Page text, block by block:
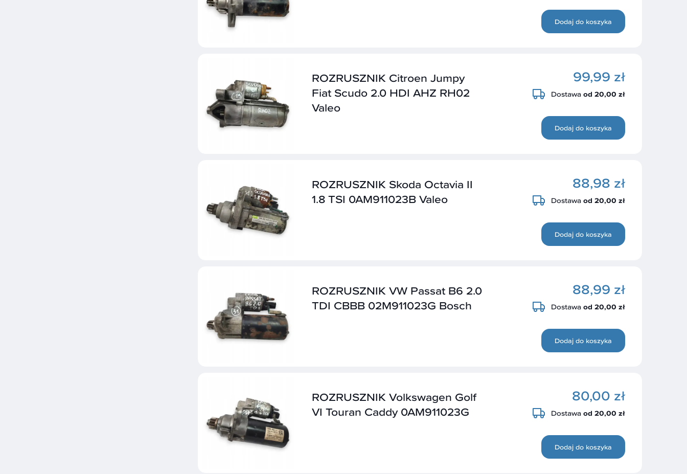
Dodaj do koszyka
ROZRUSZNIK Citroen Jumpy
Fiat Scudo 2.0 HDI AHZ RH02
Valeo
99,99 zł
Dostawa od 20,00 zł
Dodaj do koszyka
ROZRUSZNIK Skoda Octavia II
1.8 TSI 0AM911023B Valeo
88,98 zł
Dostawa od 20,00 zł
Dodaj do koszyka
ROZRUSZNIK VW Passat B6 2.0
TDI CBBB 02M911023G Bosch
88,99 zł
Dostawa od 20,00 zł
Dodaj do koszyka
ROZRUSZNIK Volkswagen Golf
VI Touran Caddy 0AM911023G
80,00 zł
Dostawa od 20,00 zł
Dodaj do koszyka